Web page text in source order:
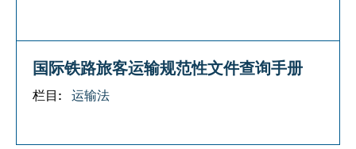
国际铁路旅客运输规范性文件查询手册
栏目: 运输法